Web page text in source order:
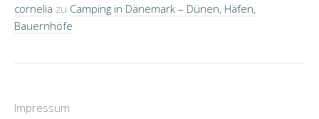
cornelia zu Camping in Dänemark – Dünen, Häfen,
Bauernhöfe
Impressum